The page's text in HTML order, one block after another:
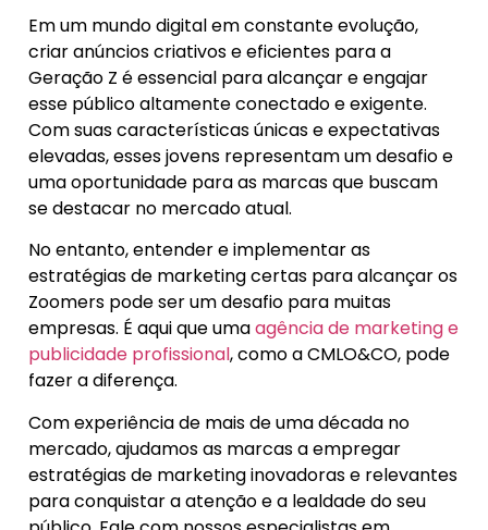
Em um mundo digital em constante evolução,
criar anúncios criativos e eficientes para a
Geração Z é essencial para alcançar e engajar
esse público altamente conectado e exigente.
Com suas características únicas e expectativas
elevadas, esses jovens representam um desafio e
uma oportunidade para as marcas que buscam
se destacar no mercado atual.
No entanto, entender e implementar as
estratégias de marketing certas para alcançar os
Zoomers pode ser um desafio para muitas
empresas. É aqui que umaagência de marketing e
publicidade profissional, como a CMLO&CO, pode
fazer a diferença.
Com experiência de mais de uma década no
mercado, ajudamos as marcas a empregar
estratégias de marketing inovadoras e relevantes
para conquistar a atenção e a lealdade do seu